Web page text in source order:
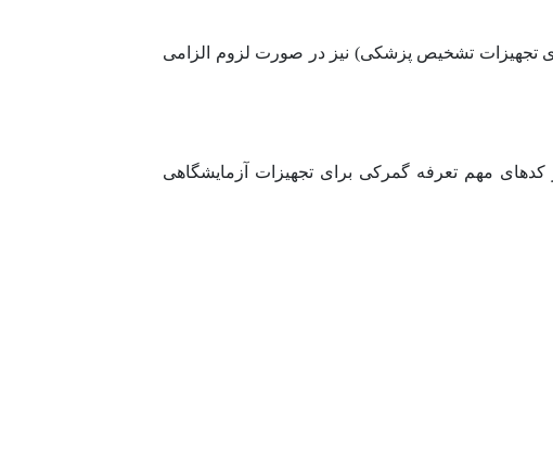
تجهیزات تشخیص پزشکی) نیز در صورت لزوم الزامی
مهم تعرفه گمرکی برای تجهیزات آزمایشگاهی